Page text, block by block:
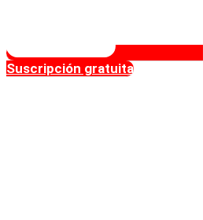
Suscripción gratuita